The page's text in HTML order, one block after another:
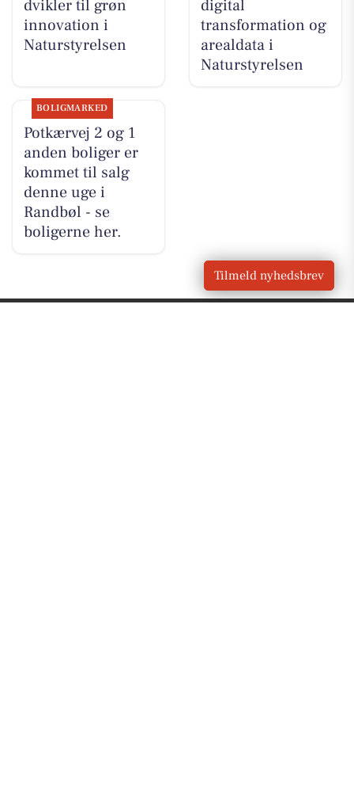
dvikler til grøn
innovation i
Naturstyrelsen
digital
transformation og
arealdata i
Naturstyrelsen
BOLIGMARKED
Potkærvej 2 og 1
anden boliger er
kommet til salg
denne uge i
Randbøl - se
boligerne her.
Tilmeld nyhedsbrev